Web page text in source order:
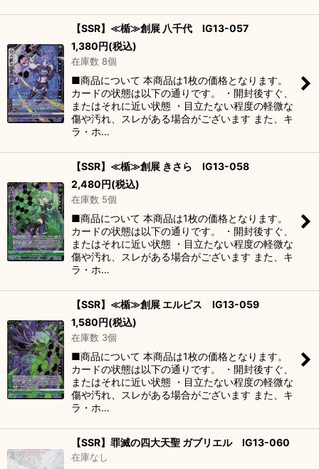
【SSR】≪楯≫創展 八千代 IG13-057
1,380円(税込)
在庫数 8個
■商品について 本商品は1枚の価格となります。
カードの状態は以下の通りです。 ・開封後すぐ、
またはそれに近い状態 ・目立たない程度の軽微な
傷や汚れ、スレがある場合がございます また、キ
ラ・ホ…
【SSR】≪楯≫創展 きさら IG13-058
2,480円(税込)
在庫数 5個
■商品について 本商品は1枚の価格となります。
カードの状態は以下の通りです。 ・開封後すぐ、
またはそれに近い状態 ・目立たない程度の軽微な
傷や汚れ、スレがある場合がございます また、キ
ラ・ホ…
【SSR】≪楯≫創展 エルピス IG13-059
1,580円(税込)
在庫数 3個
■商品について 本商品は1枚の価格となります。
カードの状態は以下の通りです。 ・開封後すぐ、
またはそれに近い状態 ・目立たない程度の軽微な
傷や汚れ、スレがある場合がございます また、キ
ラ・ホ…
【SSR】罪滅の四大天聖 ガブリエル IG13-060
在庫なし